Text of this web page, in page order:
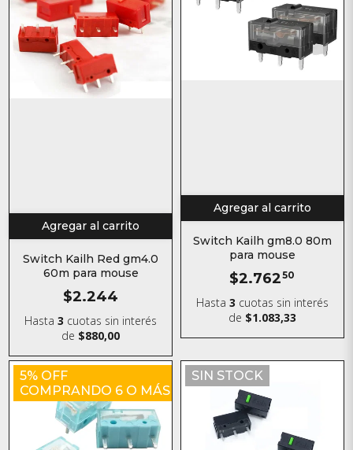
Agregar al carrito
Switch Kailh Red gm4.0
60m para mouse
$2.244
Hasta3 cuotas sin interés
de $880,00
Agregar al carrito
Switch Kailh gm8.0 80m
para mouse
$2.76250
Hasta 3 cuotas sin interés
de $1.083,33
5% OFF
COMPRANDO 6 O MÁS
SIN STOCK